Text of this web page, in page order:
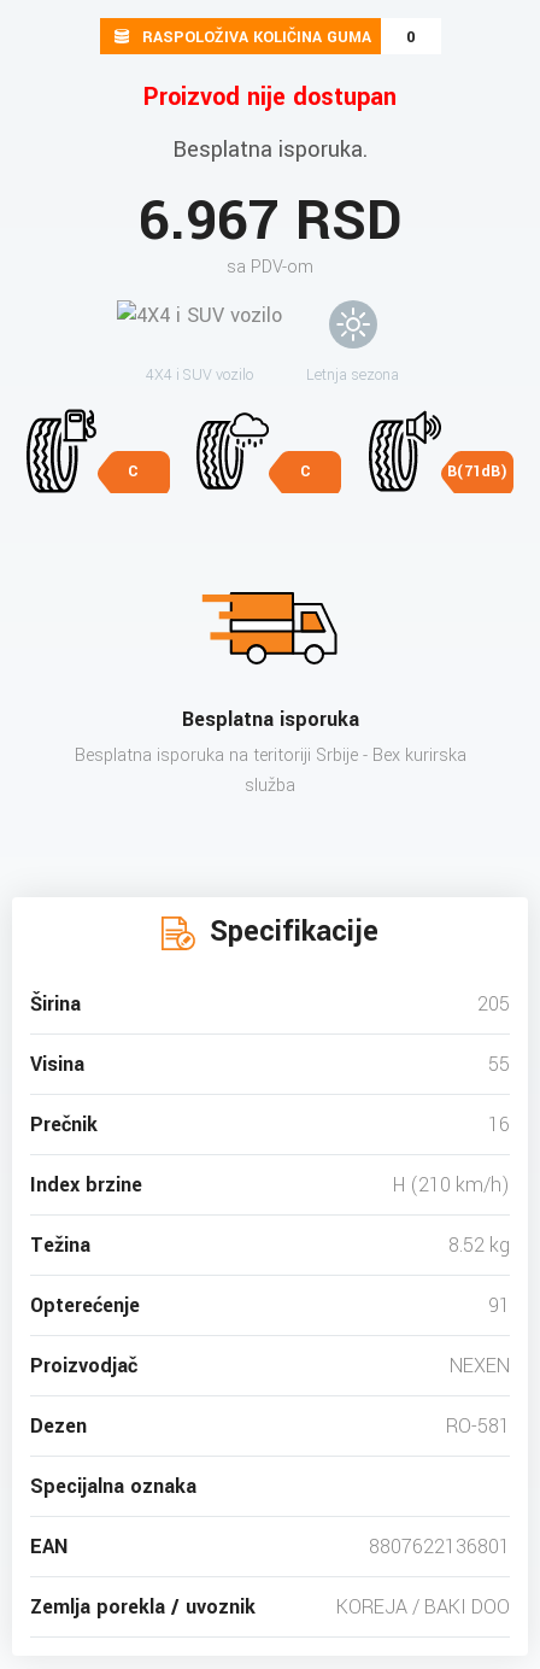
RASPOLOŽIVA KOLIČINA GUMA 0
Proizvod nije dostupan
Besplatna isporuka.
6.967 RSD
sa PDV-om
4X4 i SUV vozilo Letnja sezona
C C B(71dB)
Besplatna isporuka
Besplatna isporuka na teritoriji Srbije - Bex kurirska
služba
Specifikacije
Širina 205
Visina 55
Prečnik 16
Index brzine H (210 km/h)
Težina 8.52 kg
Opterećenje 91
Proizvodjač NEXEN
Dezen RO-581
Specijalna oznaka
EAN 8807622136801
Zemlja porekla / uvoznik KOREJA / BAKI DOO